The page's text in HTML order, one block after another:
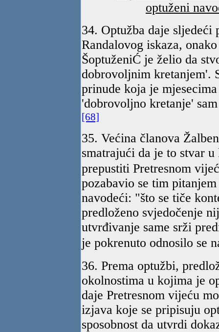
optuženi
34. Optužba daje
Randalovog iskaza,
ŠoptuženiĆ je želio da
dobrovoljnim kretanjem'.
prinude koja je
'dobrovoljno kretanje'
[68]
35. Većina članova
smatrajući da je to stvar
prepustiti Pretresnom
pozabavio se tim
navodeći: "što se tiče
predloženo svjedočenje
utvrđivanje same srži
je pokrenuto odnosilo se
36. Prema optužbi,
okolnostima u kojima je
daje Pretresnom vijeću
izjava koje se pripisuju
sposobnost da utvrdi